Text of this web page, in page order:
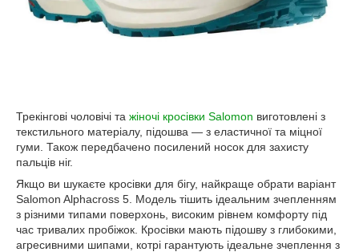
Трекінгові чоловічі та жіночі кросівки Salomon виготовлені з
текстильного матеріалу, підошва — з еластичної та міцної
гуми. Також передбачено посилений носок для захисту
пальців ніг.
Якщо ви шукаєте кросівки для бігу, найкраще обрати варіант
Salomon Alphacross 5. Модель тішить ідеальним зчепленням
з різними типами поверхонь, високим рівнем комфорту під
час тривалих пробіжок. Кросівки мають підошву з глибокими,
агресивними шипами, котрі гарантують ідеальне зчеплення з